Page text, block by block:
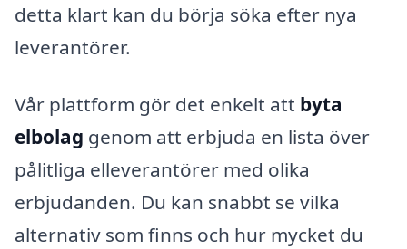
detta klart kan du börja söka efter nya
leverantörer.
Vår plattform gör det enkelt att byta
elbolag genom att erbjuda en lista över
pålitliga elleverantörer med olika
erbjudanden. Du kan snabbt se vilka
alternativ som finns och hur mycket du